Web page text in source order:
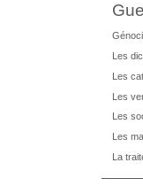
Les
Les
Les
Les
Les
La